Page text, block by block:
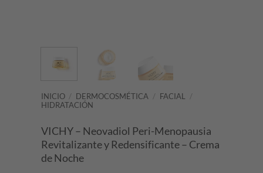
INICIO / DERMOCOSMÉTICA / FACIAL
/
HIDRATACIÓN
VICHY – Neovadiol Peri-Menopausia
Revitalizante y Redensificante – Crema
de Noche